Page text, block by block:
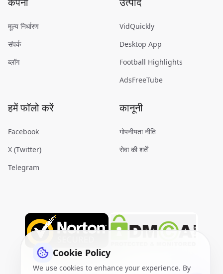
मूल्य निर्धारण
संपर्क
ब्लॉग
VidQuickly
Desktop App
Football Highlights
AdsFreeTube
हमें फॉलो करें
Facebook
X (Twitter)
Telegram
कानूनी
गोपनीयता नीति
सेवा की शर्तें
Cookie Policy
We use cookies to enhance your experience. By